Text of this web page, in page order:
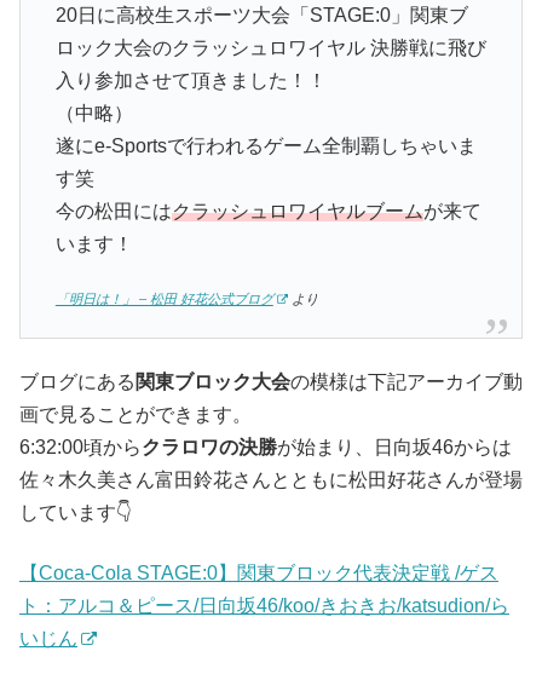
20日に高校生スポーツ大会「STAGE:0」関東ブ
ロック大会のクラッシュロワイヤル 決勝戦に飛び
入り参加させて頂きました！！
（中略）
遂にe-Sportsで行われるゲーム全制覇しちゃいま
す笑
今の松田にはクラッシュロワイヤルブームが来て
います！
「明日は！」 – 松田 好花公式ブログ より
ブログにある 関東ブロック大会の模様は下記アーカイブ動
画で見ることができます。
6:32:00頃からクラロワの決勝が始まり、日向坂46からは
佐々木久美さん富田鈴花さんとともに松田好花さんが登場
しています👇
【Coca-Cola STAGE:0】関東ブロック代表決定戦 /ゲス
ト：アルコ＆ピース/日向坂46/koo/きおきお/katsudion/ら
いじん